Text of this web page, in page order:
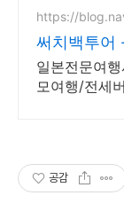
https://
써치백투어
일본전문여
모여행/전세
공감